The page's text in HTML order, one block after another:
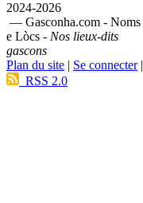
2024-2026
— Gasconha.com - Noms
e Lòcs - Nos lieux-dits
gascons
Plan du site | Se connecter|
RSS 2.0